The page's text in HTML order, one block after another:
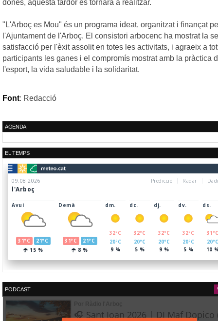
dones, aquesta tardor es tornarà a realitzar.
"L'Arboç es Mou" és un programa ideat, organitzat i finançat
l'Ajuntament de l'Arboç. El consistori arbocenc ha mostrat la
satisfacció per l'èxit assolit en totes les activitats, i agraeix a
participants les ganes i el compromís mostrat amb la pràctica
l'esport, la vida saludable i la solidaritat.
Font: Redacció
AGENDA
EL TEMPS
PODCAST